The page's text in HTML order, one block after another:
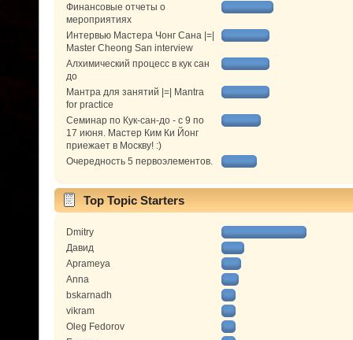
Финансовые отчеты о
мероприятиях
Интервью Мастера Чонг Сана |=|
Master Cheong San interview
Алхимический процесс в кук сан
до
Мантра для занятий |=| Mantra
for practice
Семинар по Кук-сан-до - с 9 по
17 июня. Мастер Ким Ки Йонг
приежает в Москву! :)
Очередность 5 первоэлементов.
Top Topic Starters
Dmitry
Давид
Aprameya
Anna
bskarnadh
vikram
Oleg Fedorov